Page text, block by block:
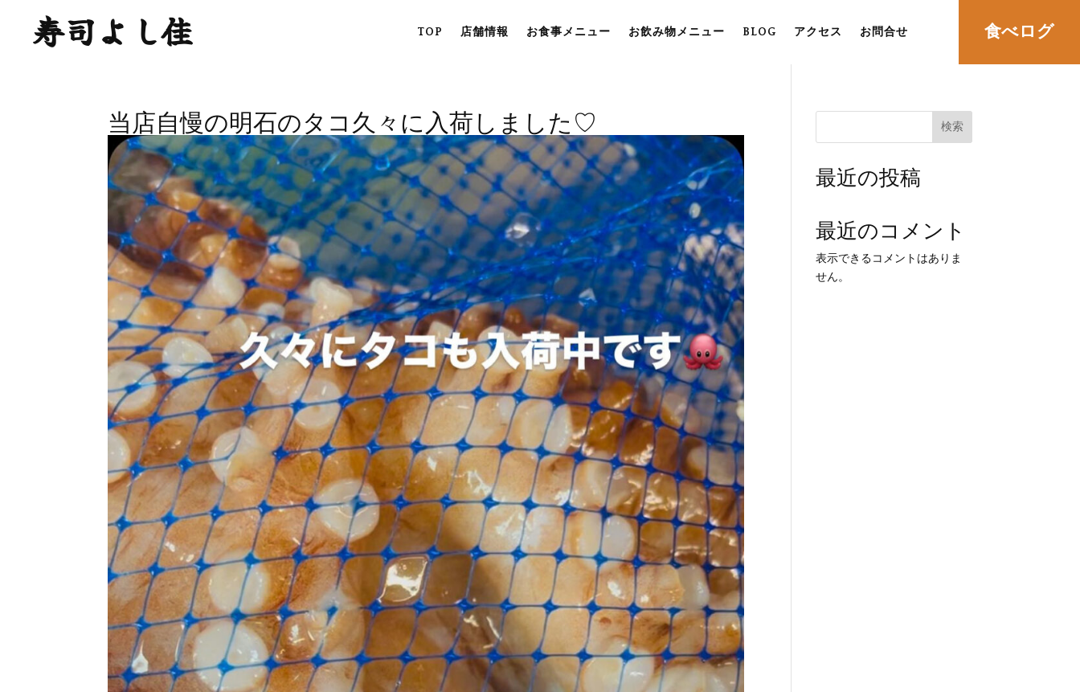
寿司よし佳 TOP 店舗情報 お食事メニュー お飲み物メニュー BLOG アクセス お問合せ 食べログ
当店自慢の明石のタコ久々に入荷しました♡ 検索
最近の投稿
最近のコメント
表示できるコメントはありま
せん。